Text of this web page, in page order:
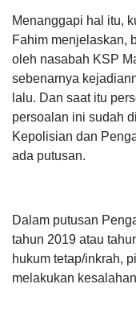
Menanggapi hal itu,
Fahim menjelaskan,
oleh nasabah KSP
sebenarnya
lalu. Dan saat itu
persoalan ini sudah
Kepolisian dan
ada putusan.
Dalam putusan
tahun 2019 atau
hukum tetap/inkrah,
melakukan